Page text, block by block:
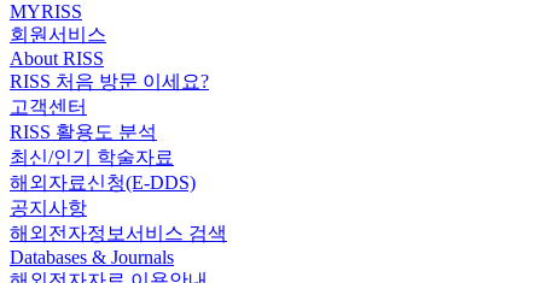
MYRISS
회원서비스
About RISS
RISS 처음 방문 이세요?
고객센터
RISS 활용도 분석
최신/인기 학술자료
해외자료신청(E-DDS)
공지사항
해외전자정보서비스 검색
Databases & Journals